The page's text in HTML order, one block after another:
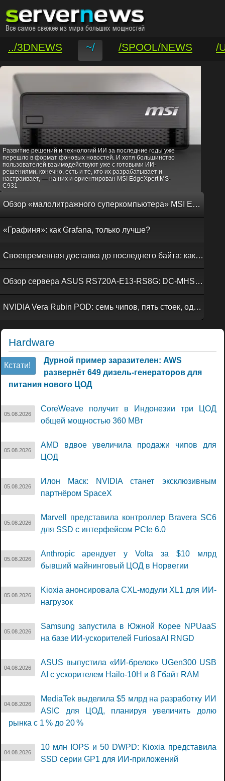
../3DNEWS ~/ /SPOOL/NEWS
/
/VAR/CONTACT
Развитие решений и технологий ИИ за последние годы уже
перешло в формат фоновых новостей. И хотя большинство
пользователей взаимодействуют уже с готовыми ИИ-
решениями, конечно, есть и те, кто их разрабатывает и
настраивает, — на них и ориентирован MSI EdgeXpert MS-
C931
Обзор «малолитражного суперкомпьютера» MSI EdgeXpert MS-C931
«Графиня»: как Grafana, только лучше?
Своевременная доставка до последнего байта: как российская сеть Curator CDN совмещает скорость, безопасность и гибкость управления
Обзор сервера ASUS RS720A-E13-RS8G: DC-MHS во всей красе
NVIDIA Vera Rubin POD: семь чипов, пять стоек, один ИИ-суперкомпьютер
Hardware
Кстати!
Дурной пример заразителен: AWS
развернёт 649 дизель-генераторов для
питания нового ЦОД
05.08.2026
CoreWeave получит в Индонезии три ЦОД
общей мощностью 360 МВт
05.08.2026
AMD вдвое увеличила продажи чипов для
ЦОД
05.08.2026
Илон Маск: NVIDIA станет эксклюзивным
партнёром SpaceX
05.08.2026
Marvell представила контроллер Bravera SC6
для SSD с интерфейсом PCIe 6.0
05.08.2026
Anthropic арендует у Volta за $10 млрд
бывший майнинговый ЦОД в Норвегии
05.08.2026
Kioxia анонсировала CXL-модули XL1 для ИИ-
нагрузок
05.08.2026
Samsung запустила в Южной Корее NPUaaS
на базе ИИ-ускорителей FuriosaAI RNGD
04.08.2026
ASUS выпустила «ИИ-брелок» UGen300 USB
AI с ускорителем Hailo-10H и 8 Гбайт RAM
04.08.2026
MediaTek выделила $5 млрд на разработку ИИ
ASIC для ЦОД, планируя увеличить долю
рынка с 1 % до 20 %
04.08.2026
10 млн IOPS и 50 DWPD: Kioxia представила
SSD серии GP1 для ИИ-приложений